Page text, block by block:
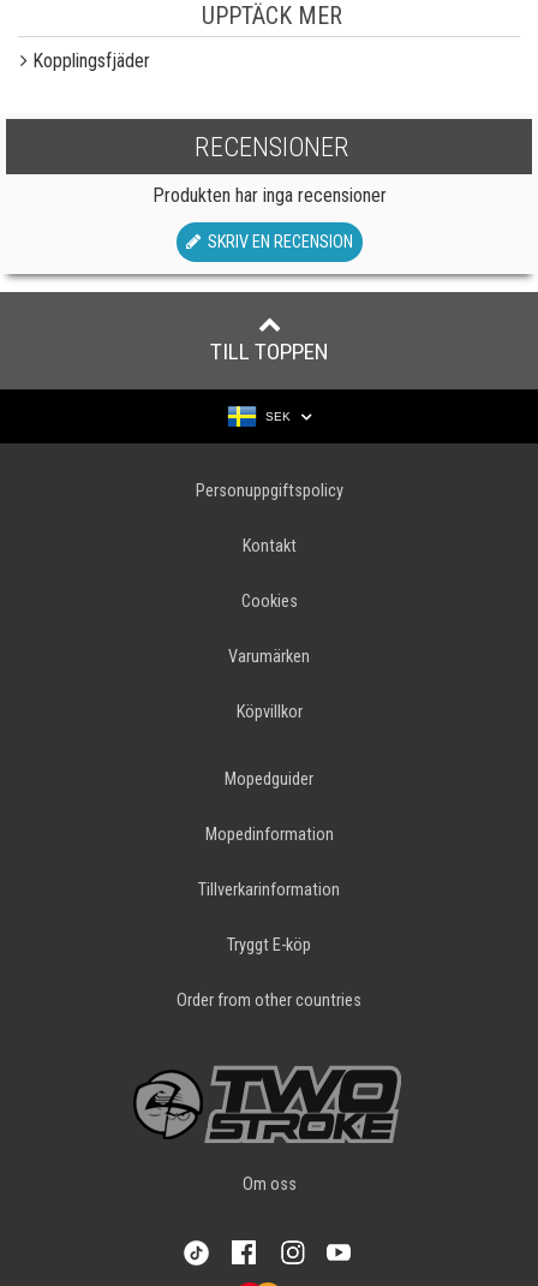
UPPTÄCK MER
Kopplingsfjäder
RECENSIONER
Produkten har inga recensioner
SKRIV EN RECENSION
TILL TOPPEN
SEK
Personuppgiftspolicy
Kontakt
Cookies
Varumärken
Köpvillkor
Mopedguider
Mopedinformation
Tillverkarinformation
Tryggt E-köp
Order from other countries
Om oss